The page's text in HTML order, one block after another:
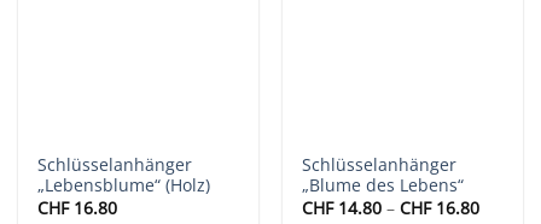
Schlüsselanhänger
„Lebensblume“ (Holz)
CHF16.80
Schlüsselanhänger
„Blume des Lebens“
CHF14.80 –CHF16.80